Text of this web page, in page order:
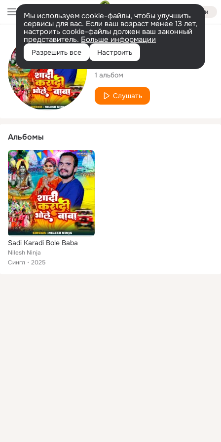
Войти
Мы используем cookie-файлы, чтобы улучшить
сервисы для вас. Если ваш возраст менее 13 лет,
настроить cookie-файлы должен ваш законный
представитель. Больше информации
Разрешить все Настроить
Исполнитель
Nilesh Ninja
1 альбом
Слушать
Альбомы
Sadi Karadi Bole Baba
Nilesh Ninja
Сингл
2025